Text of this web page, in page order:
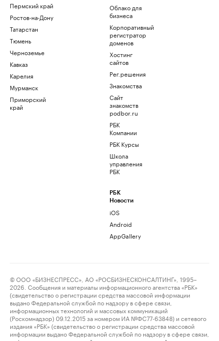
Пермский край
Ростов-на-Дону
Татарстан
Тюмень
Черноземье
Кавказ
Карелия
Мурманск
Приморский
край
Облако для
бизнеса
Корпоративный
регистратор
доменов
Хостинг
сайтов
Рег.решения
Знакомства
Сайт
знакомств
podbor.ru
РБК
Компании
РБК Курсы
Школа
управления
РБК
РБК
Новости
iOS
Android
AppGallery
© ООО «БИЗНЕСПРЕСС», АО «РОСБИЗНЕСКОНСАЛТИНГ», 1995–
2026. Сообщения и материалы информационного агентства «РБК»
(свидетельство о регистрации средства массовой информации
выдано Федеральной службой по надзору в сфере связи,
информационных технологий и массовых коммуникаций
(Роскомнадзор) 09.12.2015 за номером ИА №ФС77-63848) и сетевого
издания «РБК» (свидетельство о регистрации средства массовой
информации выдано Федеральной службой по надзору в сфере связи,